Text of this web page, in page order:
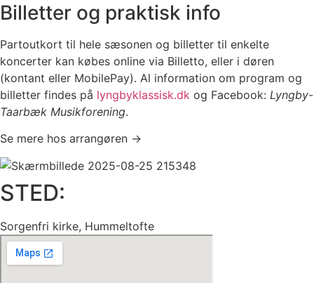
Billetter og praktisk info
Partoutkort til hele sæsonen og billetter til enkelte
koncerter kan købes online via Billetto, eller i døren
(kontant eller MobilePay). Al information om program og
billetter findes på lyngbyklassisk.dk og Facebook: Lyngby-
Taarbæk Musikforening.
Se mere hos arrangøren →
STED:
Sorgenfri kirke, Hummeltofte